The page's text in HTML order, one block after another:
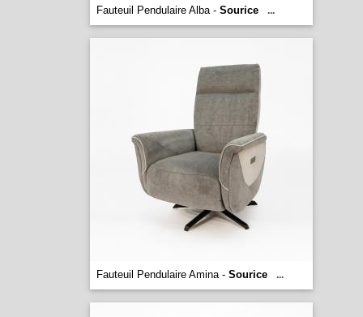
Fauteuil Pendulaire Alba - Sourice ...
Fauteuil Pendulaire Amina - Sourice ...